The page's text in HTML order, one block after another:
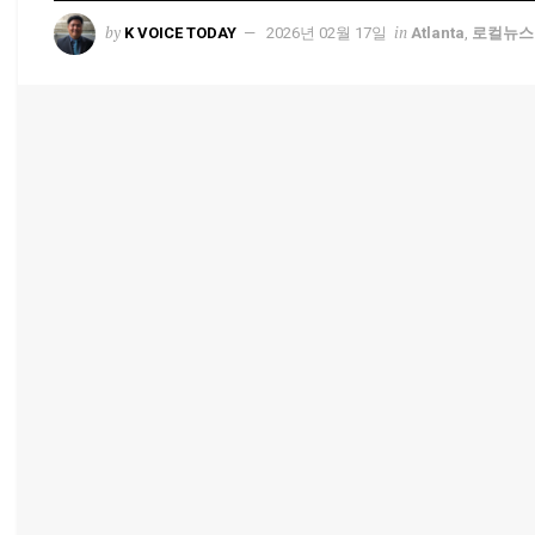
by K VOICE TODAY 2026년 02월 17일 in Atlanta 로컬뉴스